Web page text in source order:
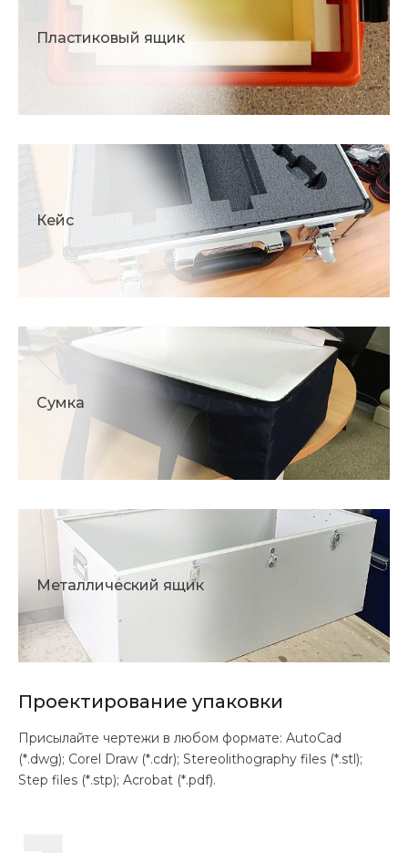
Пластиковый ящик
Кейс
Сумка
Металлический ящик
Проектирование упаковки
Присылайте чертежи в любом формате: AutoCad
(*.dwg); Corel Draw (*.cdr); Stereolithography files (*.stl);
Step files (*.stp); Acrobat (*.pdf).